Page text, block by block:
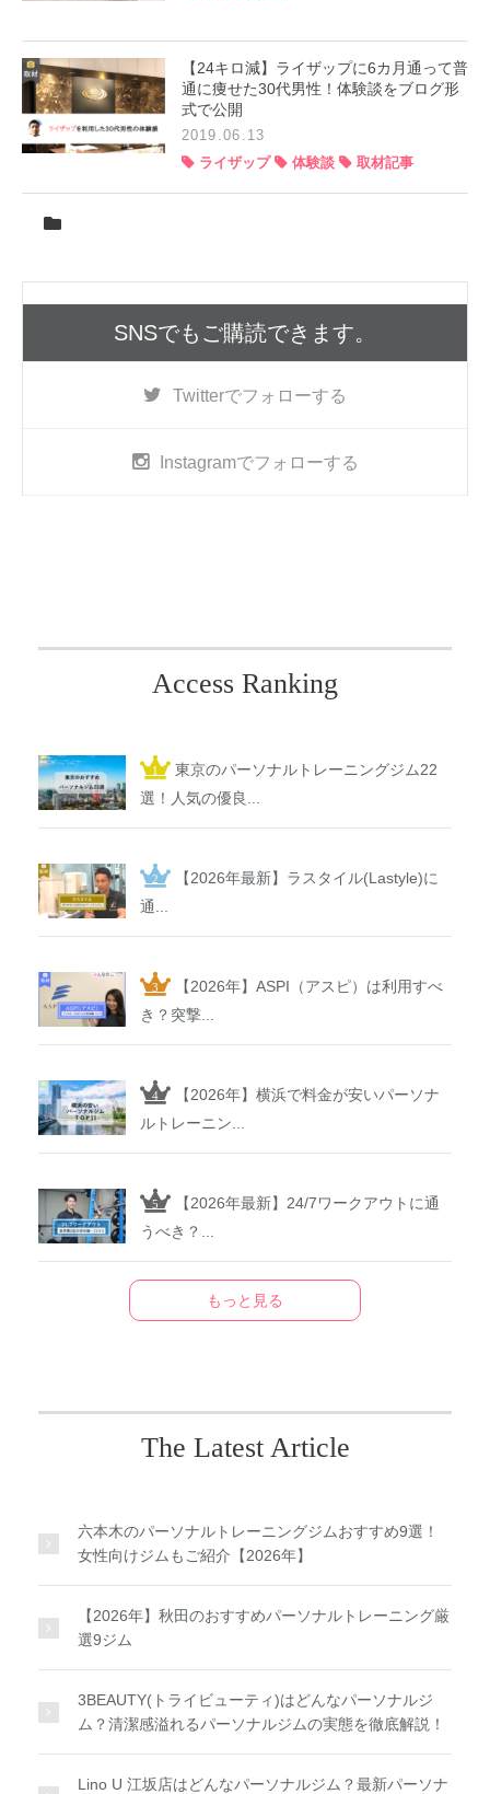
【24キロ減】ライザップに6カ月通って普
通に痩せた30代男性！体験談をブログ形
式で公開
2019.06.13
ライザップ
体験談 取材記事
SNSでもご購読できます。
Twitterでフォローする
Instagramでフォローする
Access Ranking
東京のパーソナルトレーニングジム22
選！人気の優良...
【2026年最新】ラスタイル(Lastyle)に
通...
【2026年】ASPI（アスピ）は利用すべ
き？突撃...
【2026年】横浜で料金が安いパーソナ
ルトレーニン...
【2026年最新】24/7ワークアウトに通
うべき？...
もっと見る
The Latest Article
六本木のパーソナルトレーニングジムおすすめ9選！
女性向けジムもご紹介【2026年】
【2026年】秋田のおすすめパーソナルトレーニング厳
選9ジム
3BEAUTY(トライビューティ)はどんなパーソナルジ
ム？清潔感溢れるパーソナルジムの実態を徹底解説！
Lino U 江坂店はどんなパーソナルジム？最新パーソナ